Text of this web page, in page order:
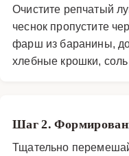
Очистите репчатый
чеснок пропустите
фарш из баранины,
хлебные крошки, соль
Шаг 2.
Тщательно